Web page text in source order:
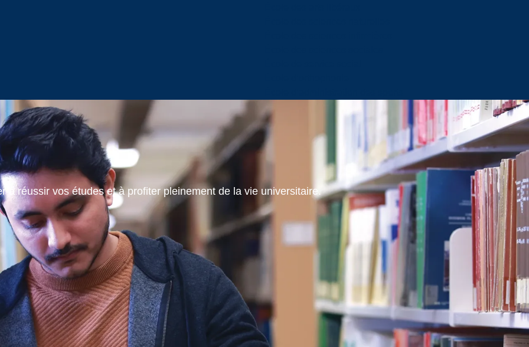
à réussir vos études et à profiter pleinement de la vie universitaire.